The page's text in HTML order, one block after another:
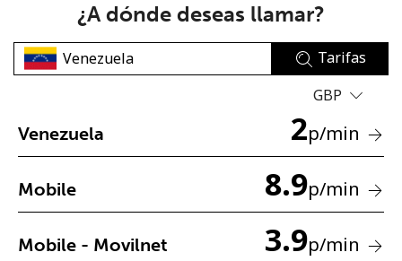
No se ha creado una contraseña
Una letra mayúscula y una minúscula
Un número
¿A dónde deseas llamar?
Tarifas
GBP
Venezuela 2p/min
Mobile 8.9p/min
Mobile - Movilnet 3.9p/min